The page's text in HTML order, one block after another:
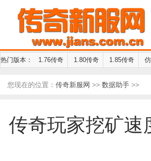
热门版本： 1.76传奇 1.80传奇 1.85传奇
您现在的位置： 传奇新服网 >> 数据助手 >>
传奇玩家挖矿速